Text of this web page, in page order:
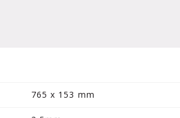
765 x 153 mm